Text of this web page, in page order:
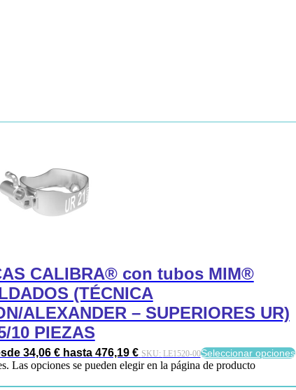
CALIBRA® con tubos MIM®
(TÉCNICA
ALEXANDER – SUPERIORES UR)
10 PIEZAS
34,06 € hasta 476,19 € SKU: LE1520-00Seleccionar opciones
Las opciones se pueden elegir en la página de producto